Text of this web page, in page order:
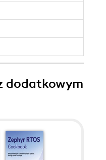
dodatkowym